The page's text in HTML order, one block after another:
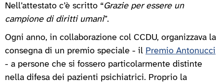
Nell’attestato c’è scritto “Grazie per essere un
campione di diritti umani”.
Ogni anno, in collaborazione col CCDU, organizzava la
consegna di un premio speciale - il Premio Antonucci
- a persone che si fossero particolarmente distinte
nella difesa dei pazienti psichiatrici. Proprio la